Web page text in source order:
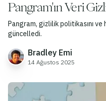
Pangram'ın Veri
Pangram, gizlilik politikasını ve
güncelledi.
Bradley Emi
14 Ağustos 2025